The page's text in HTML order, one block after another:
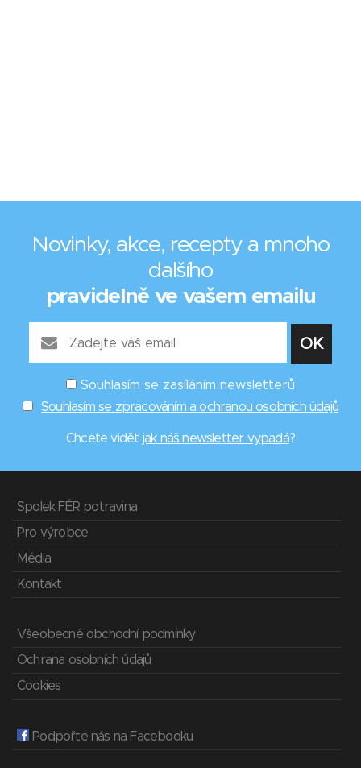
Novinky, akce, recepty a mnoho
dalšího
pravidelně ve vašem emailu
Souhlasím se zasíláním newsletterů
Souhlasím se zpracováním a ochranou osobních údajů
Chcete vidět jak náš newsletter vypadá?
Spolek FÉR potravina
Pro výrobce
Média
Kontakt
Všeobecné obchodní podmínky
Ochrana osobních údajů
Cookies
Podpořte nás na Facebooku